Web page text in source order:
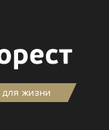
жизни